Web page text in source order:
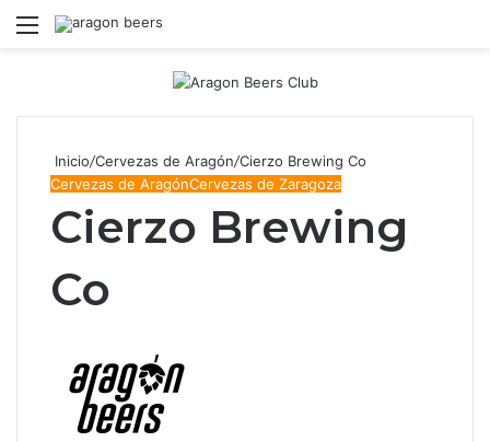
Menú
Inicio/Cervezas de Aragón/Cierzo Brewing Co
Cervezas de AragónCervezas de Zaragoza
Cierzo Brewing
Co